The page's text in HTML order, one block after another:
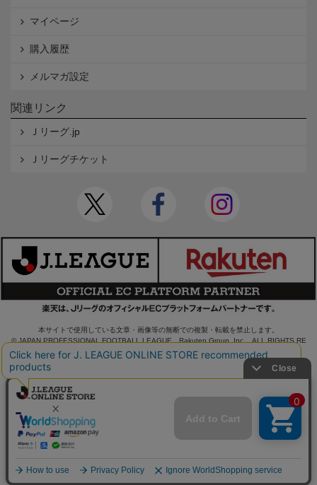
マイページ
購入履歴
メルマガ設定
関連リンク
Ｊリーグ.jp
Ｊリーグチケット
本サイトで使用している文章・画像等の無断での複製・転載を禁止します。
© JAPAN PROFESSIONAL FOOTBALL LEAGUE Rakuten Group, Inc. ALL RIGHTS RE
SERVED.